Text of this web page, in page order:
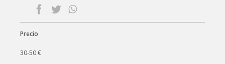
Precio
30-50 €